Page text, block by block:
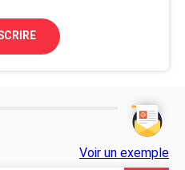
Voir un exemple